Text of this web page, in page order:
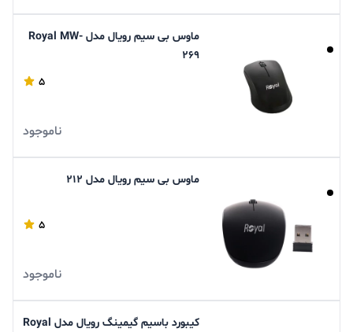
ماوس بی سیم رویال مدل Royal MW-
269
5
ناموجود
ماوس بی سیم رویال مدل 212
5
ناموجود
کیبورد باسیم گیمینگ رویال مدل Royal